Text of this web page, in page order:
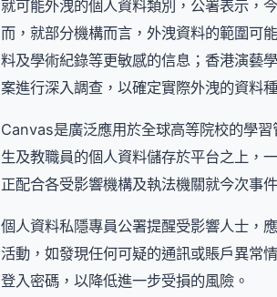
就可能外洩的個人資料類別，公署表示，
而，就部分機構而言，外洩資料的範圍可
料及學術紀錄等更敏感的信息；香港演藝
案進行深入調查，以確定實際外洩的資料
Canvas是廣泛應用於全球高等院校的學
生及教職員的個人資料儲存於平台之上
正配合各受影響機構及執法機關就今次事
個人資料私隱專員公署提醒受影響人士，
活動，如發現任何可疑的通訊或賬戶異常
登入密碼，以降低進一步受損的風險。